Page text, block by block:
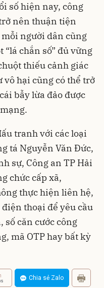
số hiện nay, công
nên thuận tiện
người dân cũng
chắn số” đủ vững
thiếu cảnh giác
vô hại cũng có thể trở
bẫy lừa đảo được
tranh với các loại
tá Nguyễn Văn Đức,
sự, Công an TP Hải
chức cấp xã,
thực hiện liên hệ,
thoại để yêu cầu
số căn cước công
mã OTP hay bất kỳ
Chia sẻ Zalo